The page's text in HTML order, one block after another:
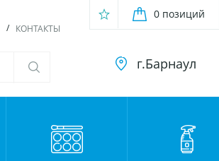
КОНТАКТЫ
0 позиций
г.Барнаул